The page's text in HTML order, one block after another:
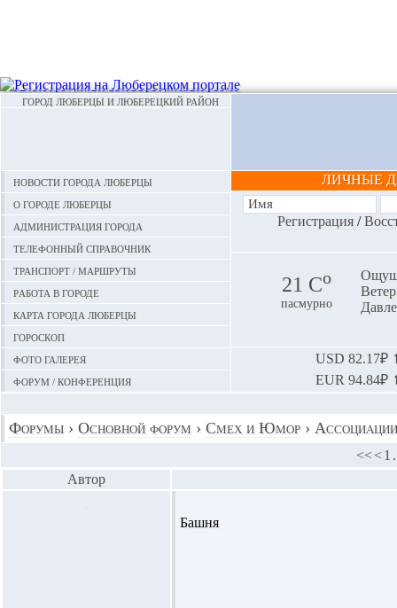
ГОРОД ЛЮБЕРЦЫ И ЛЮБЕРЕЦКИЙ РАЙОН
Новости города Люберцы
О городе Люберцы
Администрация города
Телефонный справочник
Транспорт / маршруты
Работа в городе
Карта города Люберцы
Гороскоп
Фото галерея
Форум / конференция
ЛИЧНЫЕ
Регистрация/
21 Сo
пасмурно
USD 82.17₽
EUR 94.84₽
Форумы › Основной форум › Смех и Юмор › Ассоциации
<< < 1
Автор
Башня